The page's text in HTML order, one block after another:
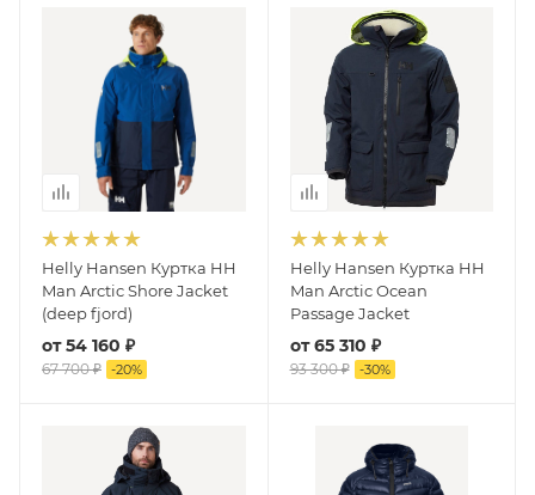
Helly Hansen Куртка HH
Man Arctic Shore Jacket
(deep fjord)
от54 160 ₽
67 700 ₽ -20%
Helly Hansen Куртка HH
Man Arctic Ocean
Passage Jacket
от65 310 ₽
93 300 ₽ -30%